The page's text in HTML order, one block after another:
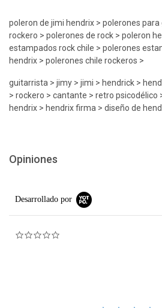
poleron de jimi hendrix > polerones
rockero > polerones de rock > poleron
estampados rock chile > polerones
hendrix > polerones chile rockeros >
guitarrista > jimy > jimi > hendrick >
> rockero > cantante > retro psicodélico
hendrix > hendrix firma > diseño de
Opiniones
Desarrollado por